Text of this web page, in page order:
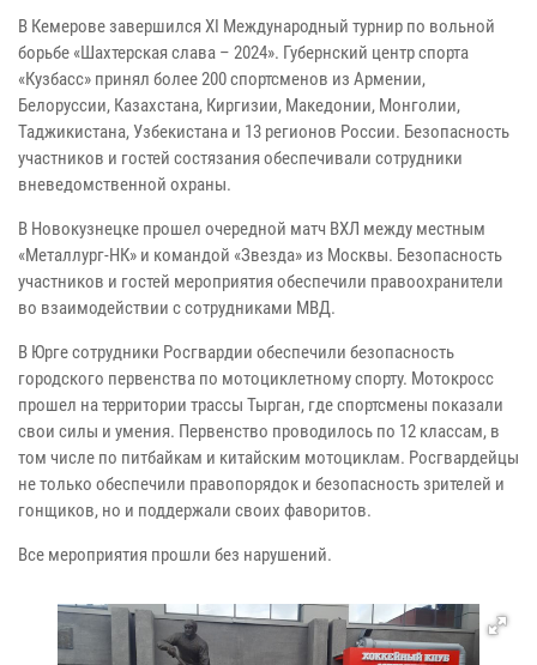
В Кемерове завершился XI Международный турнир по вольной
борьбе «Шахтерская слава – 2024». Губернский центр спорта
«Кузбасс» принял более 200 спортсменов из Армении,
Белоруссии, Казахстана, Киргизии, Македонии, Монголии,
Таджикистана, Узбекистана и 13 регионов России. Безопасность
участников и гостей состязания обеспечивали сотрудники
вневедомственной охраны.
В Новокузнецке прошел очередной матч ВХЛ между местным
«Металлург-НК» и командой «Звезда» из Москвы. Безопасность
участников и гостей мероприятия обеспечили правоохранители
во взаимодействии с сотрудниками МВД.
В Юрге сотрудники Росгвардии обеспечили безопасность
городского первенства по мотоциклетному спорту. Мотокросс
прошел на территории трассы Тырган, где спортсмены показали
свои силы и умения. Первенство проводилось по 12 классам, в
том числе по питбайкам и китайским мотоциклам. Росгвардейцы
не только обеспечили правопорядок и безопасность зрителей и
гонщиков, но и поддержали своих фаворитов.
Все мероприятия прошли без нарушений.